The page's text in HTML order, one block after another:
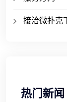
接洽微扑克
热门新闻